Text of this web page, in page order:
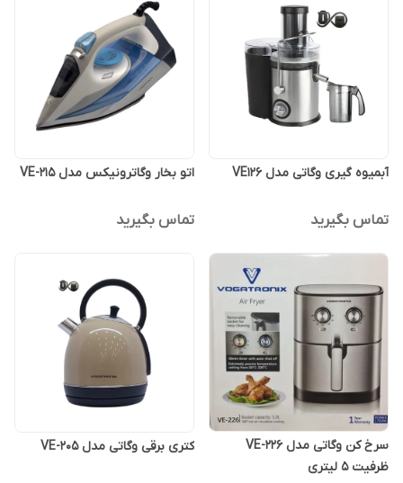
آبمیوه گیری وگاتی مدل VE126
تماس بگیرید
اتو بخار وگاترونیکس مدل VE-215
تماس بگیرید
سرخ کن وگاتی مدل VE-226
ظرفیت 5 لیتری
کتری برقی وگاتی مدل VE-205